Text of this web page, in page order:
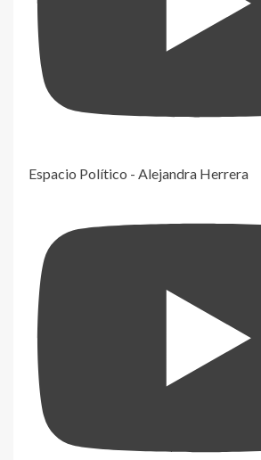
Espacio Político - Alejandra Herrera